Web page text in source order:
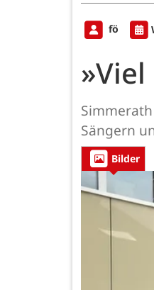
fö
Sängern
Bilder